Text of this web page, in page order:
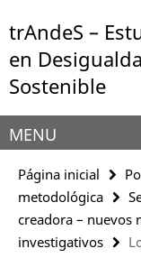
direkt
zu
Inhalt
trAndeS –
en
Sostenible
de
navegación
MENU
Página inicial
metodológica
creadora – nuevos
investigativos